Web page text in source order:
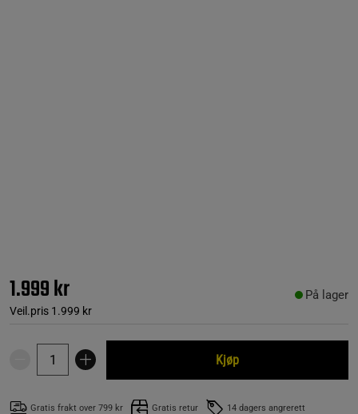
1.999 kr
Veil.pris 1.999 kr
På lager
Kjøp
Gratis frakt over 799 kr Gratis retur 14 dagers angrerett